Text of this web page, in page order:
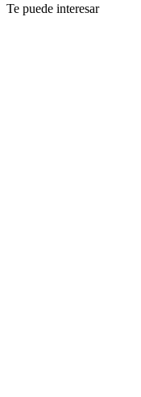
Te puede interesar